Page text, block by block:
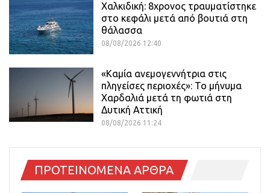
Χαλκιδική: 8χρονος τραυματίστηκε
στο κεφάλι μετά από βουτιά στη
θάλασσα
08/08/2026 12:40
«Καμία ανεμογεννήτρια στις
πληγείσες περιοχές»: Το μήνυμα
Χαρδαλιά μετά τη φωτιά στη
Δυτική Αττική
08/08/2026 11:24
ΠΡΟΤΕΙΝΟΜΕΝΑ ΑΡΘΡΑ